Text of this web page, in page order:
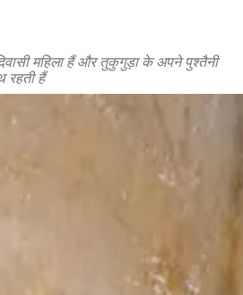
महिला हैं और तुकुगुड़ा के अपने पुश्तैनी
रहती हैं